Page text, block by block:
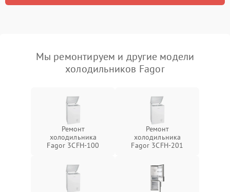
Мы ремонтируем и другие модели
холодильников Fagor
Ремонт
холодильника
Fagor 3CFH-100
Ремонт
холодильника
Fagor 3CFH-201